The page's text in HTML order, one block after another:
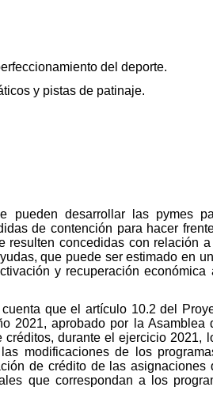
del deporte.
y pistas de patinaje.
pueden desarrollar las pymes
de contención para hacer
concedidas con relación
que puede ser estimado en
y recuperación
que el artículo 10.2 del
2021, aprobado por la
durante el ejercicio 2021,
modificaciones de los
de créditode las asignaciones
que correspondan a los